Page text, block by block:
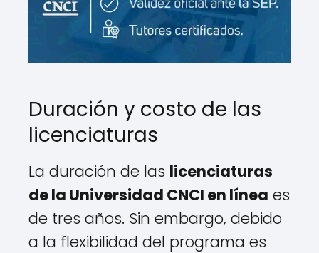
Duración y costo de las
licenciaturas
La duración de las licenciaturas
de la Universidad CNCI en línea es
de tres años. Sin embargo, debido
a la flexibilidad del programa es